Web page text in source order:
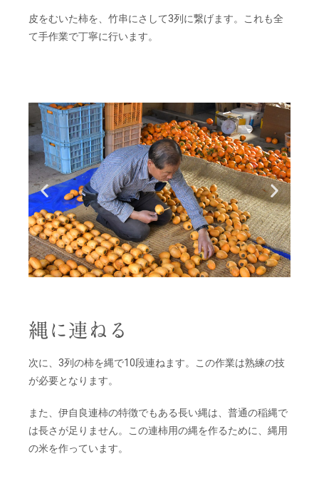
皮をむいた柿を、竹串にさして3列に繋げます。これも全
て手作業で丁寧に行います。
縄に連ねる
次に、3列の柿を縄で10段連ねます。この作業は熟練の技
が必要となります。
また、伊自良連柿の特徴でもある長い縄は、普通の稲縄で
は長さが足りません。この連柿用の縄を作るために、縄用
の米を作っています。